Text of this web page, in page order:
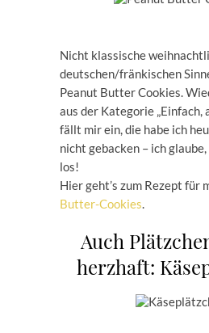
Nicht klassische
deutschen/fränkischen
Peanut Butter Cookies.
aus der Kategorie „Einfach,
fällt mir ein, die habe ich
nicht gebacken – ich
los!
Hier geht’s zum Rezept für
Butter-Cookies.
Auch
herzhaft: